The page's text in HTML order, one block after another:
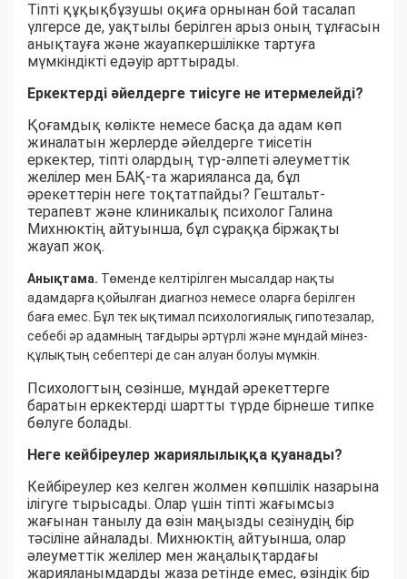
Тіпті құқықбұзушы оқиға орнынан бой тасалап
үлгерсе де, уақтылы берілген арыз оның тұлғасын
анықтауға және жауапкершілікке тартуға
мүмкіндікті едәуір арттырады.
Еркектерді әйелдерге тиісуге не итермелейді?
Қоғамдық көлікте немесе басқа да адам көп
жиналатын жерлерде әйелдерге тиісетін
еркектер, тіпті олардың түр-әлпеті әлеуметтік
желілер мен БАҚ-та жарияланса да, бұл
әрекеттерін неге тоқтатпайды? Гештальт-
терапевт және клиникалық психолог Галина
Михнюктің айтуынша, бұл сұраққа біржақты
жауап жоқ.
Анықтама. Төменде келтірілген мысалдар нақты
адамдарға қойылған диагноз немесе оларға берілген
баға емес. Бұл тек ықтимал психологиялық гипотезалар,
себебі әр адамның тағдыры әртүрлі және мұндай мінез-
құлықтың себептері де сан алуан болуы мүмкін.
Психологтың сөзінше, мұндай әрекеттерге
баратын еркектерді шартты түрде бірнеше типке
бөлуге болады.
Неге кейбіреулер жариялылыққа қуанады?
Кейбіреулер кез келген жолмен көпшілік назарына
ілігуге тырысады. Олар үшін тіпті жағымсыз
жағынан танылу да өзін маңызды сезінудің бір
тәсіліне айналады. Михнюктің айтуынша, олар
әлеуметтік желілер мен жаңалықтардағы
жарияланымдарды жаза ретінде емес, өзіндік бір